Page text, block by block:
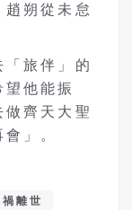
朔從未怠
旅伴」的
他能振
齊天大聖
」。
禍離世